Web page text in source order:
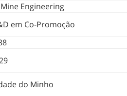
Engineering
em Co-Promoção
do Minho